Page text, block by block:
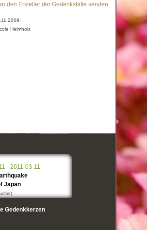
den Ersteller der Gedenkstätte senden
Helmholz
- 2011-03-11
Japan
Gedenkkerzen